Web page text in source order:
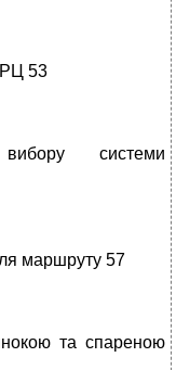
53
системи
маршруту 57
та спареною